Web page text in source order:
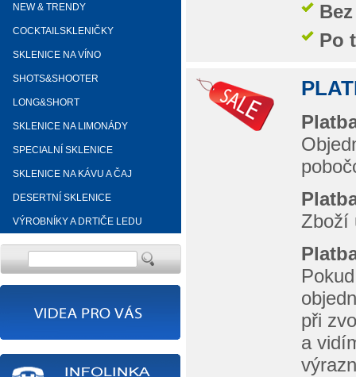
NEW & TRENDY
COCKTAILSKLENIČKY
SKLENICE NA VÍNO
SHOTS&SHOOTER
LONG&SHORT
SKLENICE NA LIMONÁDY
SPECIALNÍ SKLENICE
SKLENICE NA KÁVU A ČAJ
DESERTNÍ SKLENICE
VÝROBNÍKY A DRTIČE LEDU
Po
Zboží
při
a